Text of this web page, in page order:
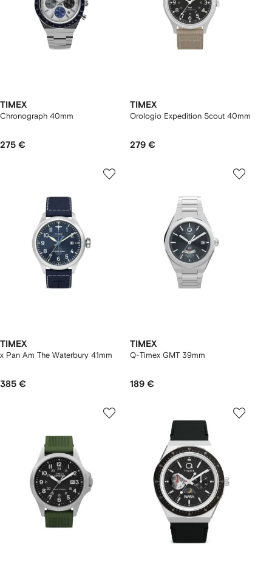
TIMEX
Chronograph 40mm
275 €
TIMEX
Orologio Expedition Scout 40mm
279 €
TIMEX
x Pan Am The Waterbury 41mm
385 €
TIMEX
Q-Timex GMT 39mm
189 €